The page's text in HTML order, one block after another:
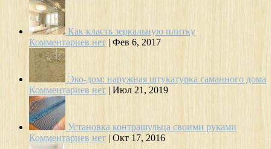
Как класть зеркальную плитку
Комментариев нет | Фев 6, 2017
Эко-дом: наружная штукатурка саманного дома
Комментариев нет | Июл 21, 2019
Установка контрашульца своими руками
Комментариев нет | Окт 17, 2016